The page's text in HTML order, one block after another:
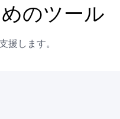
のツール
します。